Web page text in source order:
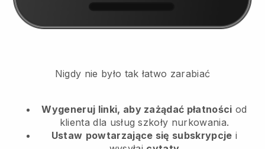
Nigdy nie było tak łatwo zarabiać
Wygeneruj linki, aby zażądać płatności od
klientadla usług szkoły nurkowania.
Ustaw powtarzające się subskrypcje i